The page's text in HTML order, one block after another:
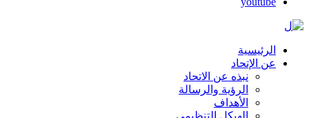
Main
navigation
الرئيسية
عن الإتحاد
نبذه عن الاتحاد
الرؤية والرسالة
الأهداف
الهيكل التنظيمي